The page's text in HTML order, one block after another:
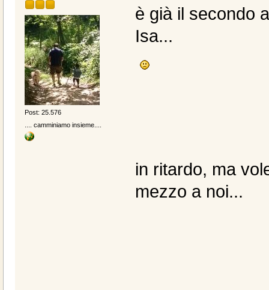
Post: 25.576
.... camminiamo insieme....
è già il secondo
Isa...
in ritardo, ma
mezzo a noi...